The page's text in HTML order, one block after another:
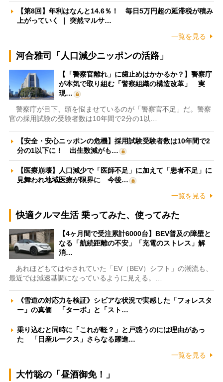
【第8回】年利はなんと14.6％！ 毎日5万円超の延滞税が積み
上がっていく ｜ 突然マルサ…
一覧を見る
河合雅司「人口減少ニッポンの活路」
【「警察官離れ」に歯止めはかかるか？】警察庁
が本気で取り組む「警察組織の構造改革」 実
現…
警察庁が目下、頭を悩ませているのが「警察官不足」だ。警察
官の採用試験の受験者数は10年間で2分の1以…
【安全・安心ニッポンの危機】採用試験受験者数は10年間で2
分の1以下に！ 出生数減がも…
【医療崩壊】人口減少で「医師不足」に加えて「患者不足」に
見舞われ地域医療が限界に 今後…
一覧を見る
快適クルマ生活 乗ってみた、使ってみた
【4ヶ月間で受注累計6000台】BEV普及の障壁と
なる「航続距離の不安」「充電のストレス」解
消…
あれほどもてはやされていた「EV（BEV）シフト」の潮流も、
最近では減速基調になっているように見える。…
《雪道の対応力を検証》シビアな状況で実感した「フォレスタ
ー」の真価 「ターボ」と「スト…
乗り込むと同時に「これが軽？」と戸惑うのには理由があっ
た 「日産ルークス」さらなる躍進…
一覧を見る
大竹聡の「昼酒御免！」